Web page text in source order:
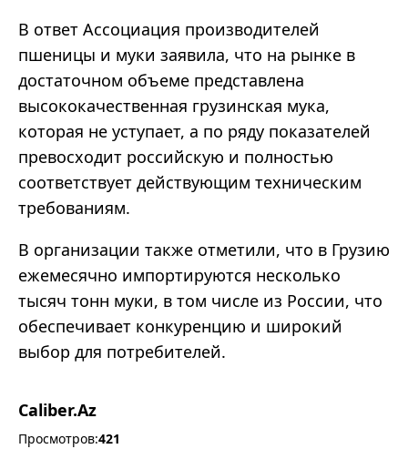
В ответ Ассоциация производителей
пшеницы и муки заявила, что на рынке в
достаточном объеме представлена
высококачественная грузинская мука,
которая не уступает, а по ряду показателей
превосходит российскую и полностью
соответствует действующим техническим
требованиям.
В организации также отметили, что в Грузию
ежемесячно импортируются несколько
тысяч тонн муки, в том числе из России, что
обеспечивает конкуренцию и широкий
выбор для потребителей.
Caliber.Az
Просмотров:421